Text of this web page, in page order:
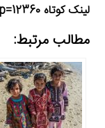
لینک کوتاه https://iran-bssc.ir/?p=12360
مطالب مرتبط: